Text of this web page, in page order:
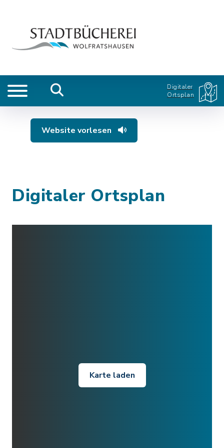
Digitaler
Ortsplan
Website vorlesen
Digitaler Ortsplan
Karte laden